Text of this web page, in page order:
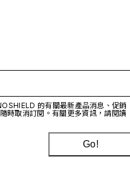
的有關最新產品消息、促銷
時取消訂閱。有關更多資訊，請閱讀
Go!